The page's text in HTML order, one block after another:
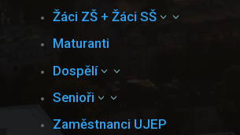
Žáci ZŠ + Žáci SŠ 3
Maturanti
Dospělí
3
Senioři 3
Zaměstnanci UJEP